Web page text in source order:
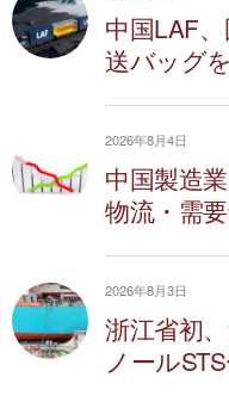
中国LAF
送バッグ
2026年8月4日
中国製造
物流・需
2026年8月3日
浙江省初
ノール